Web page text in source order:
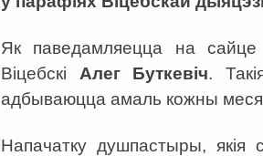
Як паведамляецца на сайце
Віцебскі Алег Буткевіч.
адбываюцца амаль кожны
Напачатку душпастыры, якія